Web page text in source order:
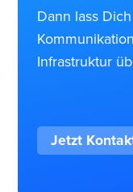
Dann lass
Infrastruktur
Jetzt